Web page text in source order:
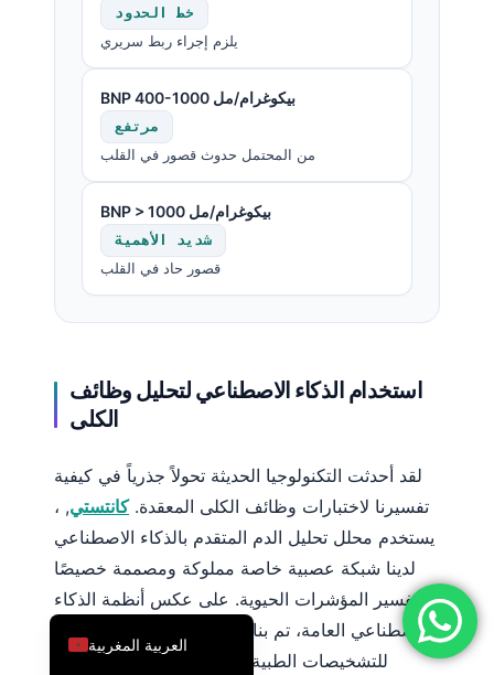
خط الحدود
يلزم إجراء ربط سريري
BNP 400-1000 بيكوغرام/مل
مرتفع
من المحتمل حدوث قصور في القلب
BNP > 1000 بيكوغرام/مل
شديد الأهمية
قصور حاد في القلب
استخدام الذكاء الاصطناعي لتحليل وظائف
الكلى
لقد أحدثت التكنولوجيا الحديثة تحولاً جذرياً في كيفية
تفسيرنا لاختبارات وظائف الكلى المعقدة.كانتستي, ،
يستخدم محلل تحليل الدم المتقدم بالذكاء الاصطناعي
لدينا شبكة عصبية خاصة مملوكة ومصممة خصيصًا
لتفسير المؤشرات الحيوية. على عكس أنظمة الذكاء
الاصطناعي العامة، تم بناء منصتنا من الصفر خصيصًا
للتشخيصات الطبية وتم التحقق منها من طرف
العربية المغربية
English
Deutsch
العربية
Français
עִבְרִית
Italiano
Español
Türkçe
Română
简体中文
Български
Dansk
Nederlands
हिन्दी